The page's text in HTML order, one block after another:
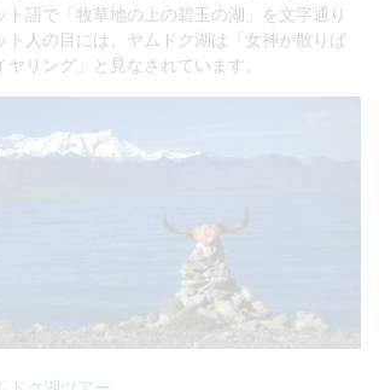
ト語で「牧草地の上の碧玉の湖」を文字通り
ト人の目には、ヤムドク湖は「女神が散りば
リング」と見なされています。